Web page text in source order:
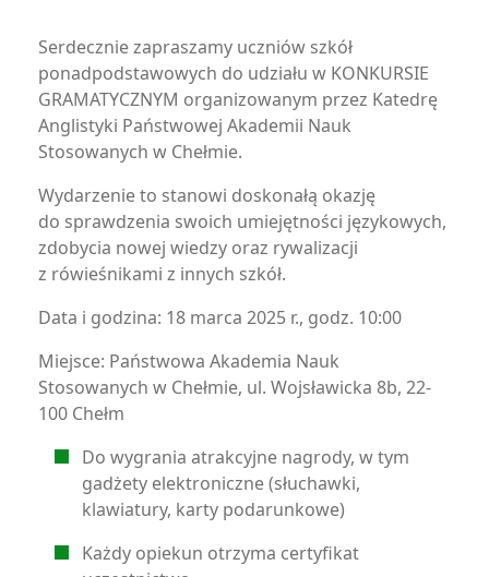
Serdecznie zapraszamy uczniów szkół
ponadpodstawowych do udziału w KONKURSIE
GRAMATYCZNYM organizowanym przez Katedrę
Anglistyki Państwowej Akademii Nauk
Stosowanych w Chełmie.
Wydarzenie to stanowi doskonałą okazję
do sprawdzenia swoich umiejętności językowych,
zdobycia nowej wiedzy oraz rywalizacji
z rówieśnikami z innych szkół.
Data i godzina: 18 marca 2025 r., godz. 10:00
Miejsce: Państwowa Akademia Nauk
Stosowanych w Chełmie, ul. Wojsławicka 8b, 22-
100 Chełm
Do wygrania atrakcyjne nagrody, w tym
gadżety elektroniczne (słuchawki,
klawiatury, karty podarunkowe)
Każdy opiekun otrzyma certyfikat